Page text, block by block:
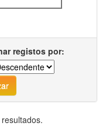
registos por: